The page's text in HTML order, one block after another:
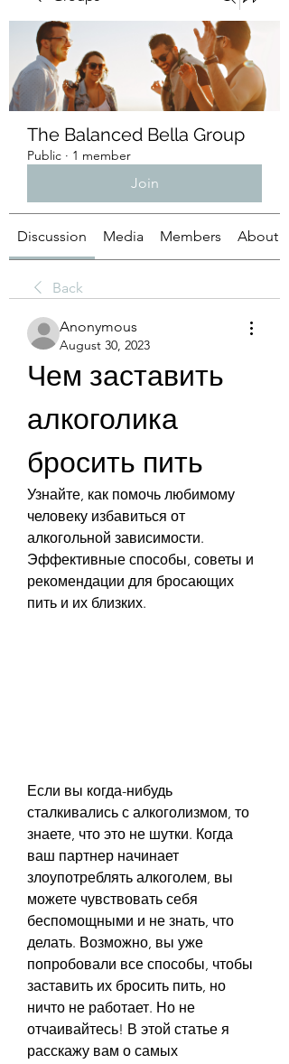
The Balanced Bella Group
Public · 1 member
Join
Discussion Media Members About
Back
Anonymous
August 30, 2023
Чем заставить
алкоголика
бросить пить
Узнайте, как помочь любимому
человеку избавиться от
алкогольной зависимости.
Эффективные способы, советы и
рекомендации для бросающих
пить и их близких.
Если вы когда-нибудь
сталкивались с алкоголизмом, то
знаете, что это не шутки. Когда
ваш партнер начинает
злоупотреблять алкоголем, вы
можете чувствовать себя
беспомощными и не знать, что
делать. Возможно, вы уже
попробовали все способы, чтобы
заставить их бросить пить, но
ничто не работает. Но не
отчаивайтесь! В этой статье я
расскажу вам о самых